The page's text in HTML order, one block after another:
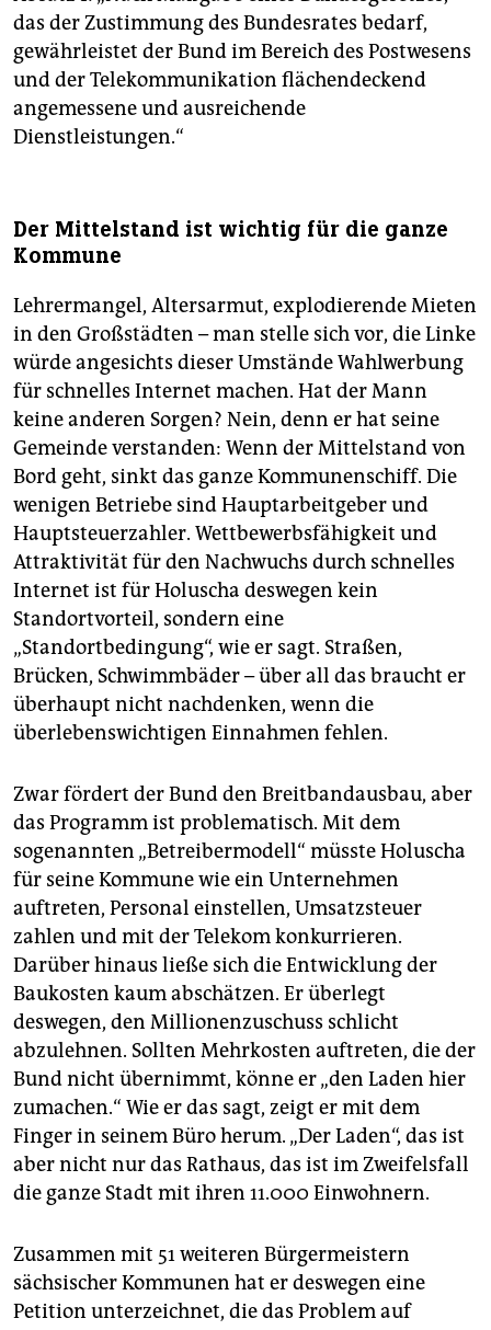
das der Zustimmung des Bundesrates bedarf,
gewährleistet der Bund im Bereich des Postwesens
und der Telekommunikation flächendeckend
angemessene und ausreichende
Dienstleistungen.“
Der Mittelstand ist wichtig für die ganze
Kommune
Lehrermangel, Altersarmut, explodierende Mieten
in den Großstädten – man stelle sich vor, die Linke
würde angesichts dieser Umstände Wahlwerbung
für schnelles Internet machen. Hat der Mann
keine anderen Sorgen? Nein, denn er hat seine
Gemeinde verstanden: Wenn der Mittelstand von
Bord geht, sinkt das ganze Kommunenschiff. Die
wenigen Betriebe sind Hauptarbeitgeber und
Hauptsteuerzahler. Wettbewerbsfähigkeit und
Attraktivität für den Nachwuchs durch schnelles
Internet ist für Holuscha deswegen kein
Standortvorteil, sondern eine
„Standortbedingung“, wie er sagt. Straßen,
Brücken, Schwimmbäder – über all das braucht er
überhaupt nicht nachdenken, wenn die
überlebenswichtigen Einnahmen fehlen.
Zwar fördert der Bund den Breitbandausbau, aber
das Programm ist problematisch. Mit dem
sogenannten „Betreibermodell“ müsste Holuscha
für seine Kommune wie ein Unternehmen
auftreten, Personal einstellen, Umsatzsteuer
zahlen und mit der Telekom konkurrieren.
Darüber hinaus ließe sich die Entwicklung der
Baukosten kaum abschätzen. Er überlegt
deswegen, den Millionenzuschuss schlicht
abzulehnen. Sollten Mehrkosten auftreten, die der
Bund nicht übernimmt, könne er „den Laden hier
zumachen.“ Wie er das sagt, zeigt er mit dem
Finger in seinem Büro herum. „Der Laden“, das ist
aber nicht nur das Rathaus, das ist im Zweifelsfall
die ganze Stadt mit ihren 11.000 Einwohnern.
Zusammen mit 51 weiteren Bürgermeistern
sächsischer Kommunen hat er deswegen eine
Petition unterzeichnet, die das Problem auf